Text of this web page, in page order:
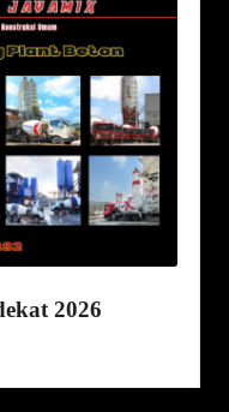
2026